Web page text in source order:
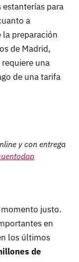
estanterías para
a
la preparación
de Madrid,
requiere una
de una tarifa
y con entrega
justo.
en
los últimos
de